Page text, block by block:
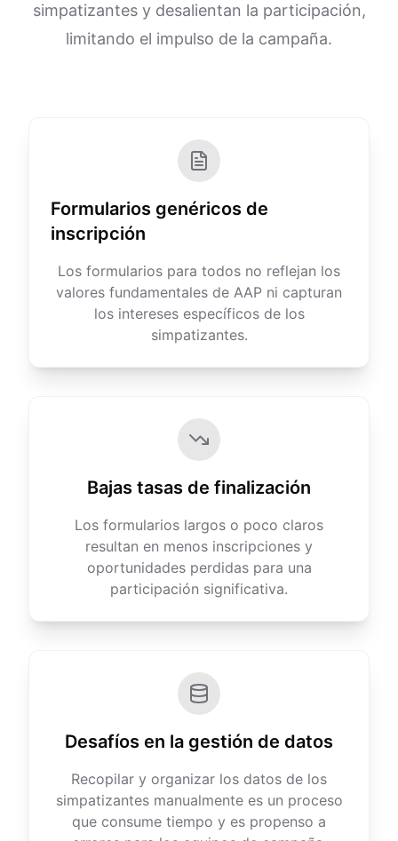
simpatizantes y desalientan la participación,
limitando el impulso de la campaña.
Formularios genéricos de
inscripción
Los formularios para todos no reflejan los
valores fundamentales de AAP ni capturan
los intereses específicos de los
simpatizantes.
Bajas tasas de finalización
Los formularios largos o poco claros
resultan en menos inscripciones y
oportunidades perdidas para una
participación significativa.
Desafíos en la gestión de datos
Recopilar y organizar los datos de los
simpatizantes manualmente es un proceso
que consume tiempo y es propenso a